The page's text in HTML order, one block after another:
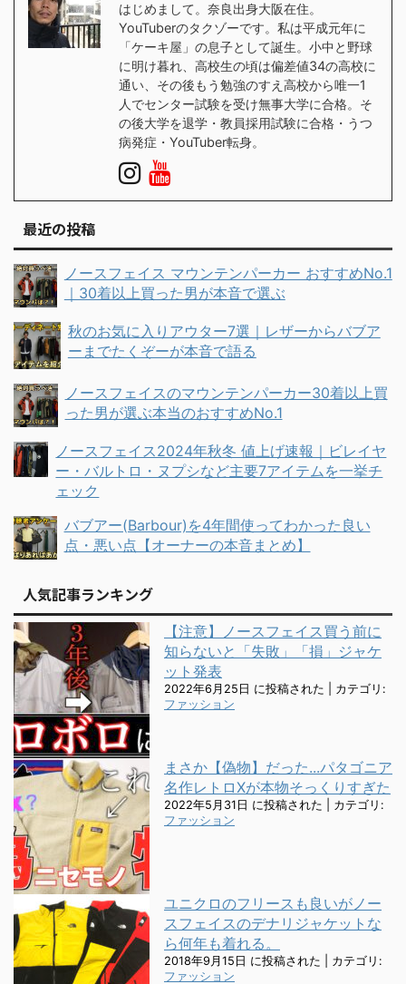
はじめまして。奈良出身大阪在住。
YouTuberのタクゾーです。私は平成元年に
「ケーキ屋」の息子として誕生。小中と野球
に明け暮れ、高校生の頃は偏差値34の高校に
通い、その後もう勉強のすえ高校から唯一1
人でセンター試験を受け無事大学に合格。そ
の後大学を退学・教員採用試験に合格・うつ
病発症・YouTuber転身。
最近の投稿
ノースフェイス マウンテンパーカー おすすめNo.1
｜30着以上買った男が本音で選ぶ
秋のお気に入りアウター7選｜レザーからバブア
ーまでたくぞーが本音で語る
ノースフェイスのマウンテンパーカー30着以上買
った男が選ぶ本当のおすすめNo.1
ノースフェイス2024年秋冬 値上げ速報｜ビレイヤ
ー・バルトロ・ヌプシなど主要7アイテムを一挙チ
ェック
バブアー(Barbour)を4年間使ってわかった良い
点・悪い点【オーナーの本音まとめ】
人気記事ランキング
【注意】ノースフェイス買う前に
知らないと「失敗」「損」ジャケ
ット発表
2022年6月25日 に投稿された
カテゴリ:
ファッション
まさか【偽物】だった...パタゴニア
名作レトロXが本物そっくりすぎた
2022年5月31日 に投稿された
カテゴリ:
ファッション
ユニクロのフリースも良いがノー
スフェイスのデナリジャケットな
ら何年も着れる。
2018年9月15日 に投稿された
カテゴリ:
ファッション